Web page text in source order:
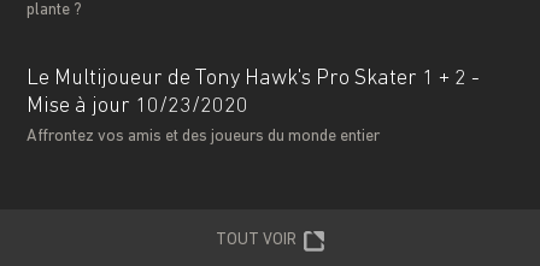
plante ?
Le Multijoueur de Tony Hawk's Pro Skater 1 + 2 -
Mise à jour 10/23/2020
Affrontez vos amis et des joueurs du monde entier
TOUT VOIR